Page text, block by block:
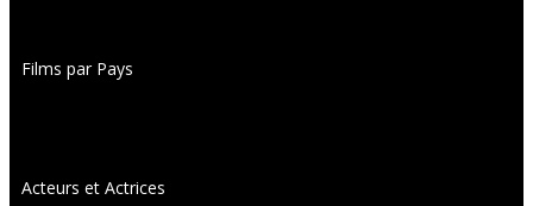
Films par Pays
Acteurs et Actrices